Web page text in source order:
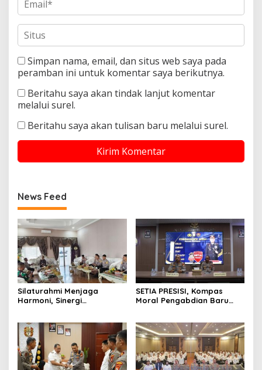
Simpan nama, email, dan situs web saya pada
peramban ini untuk komentar saya berikutnya.
Beritahu saya akan tindak lanjut komentar
melalui surel.
Beritahu saya akan tulisan baru melalui surel.
News Feed
Silaturahmi Menjaga
Harmoni, Sinergi
SETIA PRESISI, Kompas
Moral Pengabdian Baru